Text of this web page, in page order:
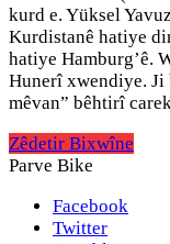
kurd e. Yüksel
Kurdistanê hatiye
hatiye Hamburg’ê.
Hunerî xwendiye. Ji
mêvan” bêhtirî
Zêdetir Bixwîne
Parve Bike
Facebook
Twitter